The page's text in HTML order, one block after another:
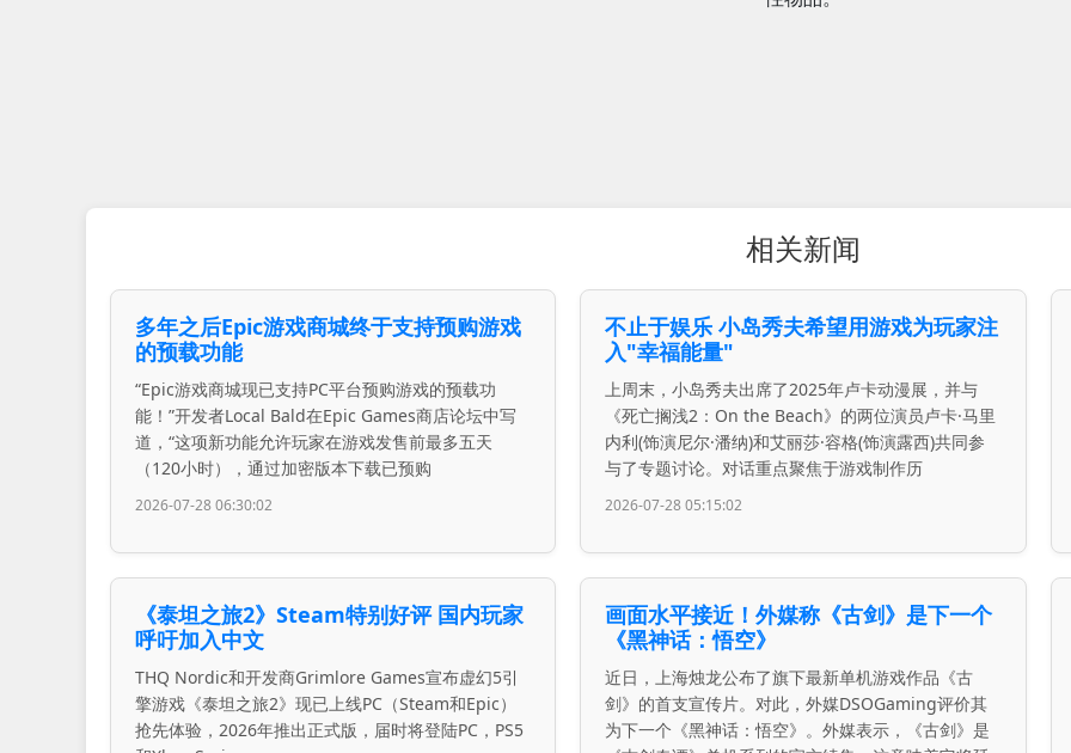
相关新闻
多年之后Epic游戏商城终于支持预购游戏
的预载功能
“Epic游戏商城现已支持PC平台预购游戏的预载功
能！”开发者Local Bald在Epic Games商店论坛中写
道，“这项新功能允许玩家在游戏发售前最多五天
（120小时），通过加密版本下载已预购
2026-07-28 06:30:02
不止于娱乐 小岛秀夫希望用游戏为玩家注
入"幸福能量"
上周末，小岛秀夫出席了2025年卢卡动漫展，并与
《死亡搁浅2：On the Beach》的两位演员卢卡·马里
内利(饰演尼尔·潘纳)和艾丽莎·容格(饰演露西)共同参
与了专题讨论。对话重点聚焦于游戏制作历
2026-07-28 05:15:02
《泰坦之旅2》Steam特别好评 国内玩家
呼吁加入中文
THQ Nordic和开发商Grimlore Games宣布虚幻5引
擎游戏《泰坦之旅2》现已上线PC（Steam和Epic）
抢先体验，2026年推出正式版，届时将登陆PC，PS5
画面水平接近！外媒称《古剑》是下一个
《黑神话：悟空》
近日，上海烛龙公布了旗下最新单机游戏作品《古
剑》的首支宣传片。对此，外媒DSOGaming评价其
为下一个《黑神话：悟空》。外媒表示，《古剑》是